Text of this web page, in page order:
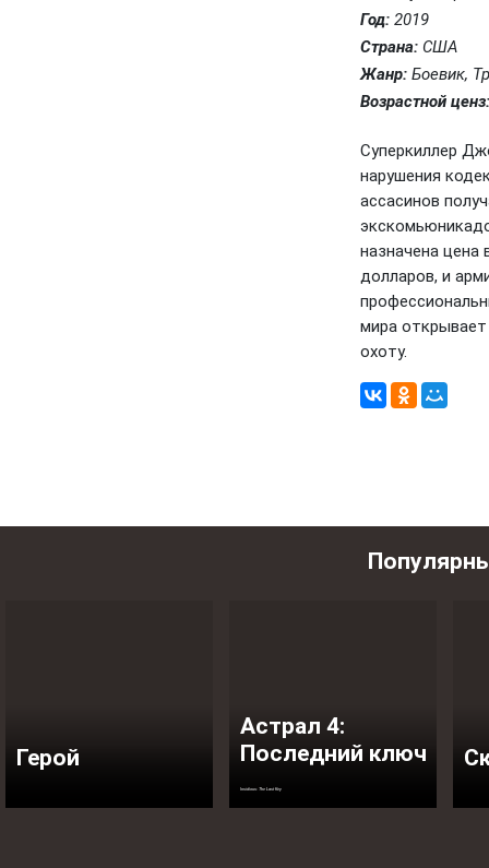
Год: 2019
Страна: США
Жанр: Боевик,
Возрастной ценз:
Суперкиллер
нарушения
ассасинов
назначена цена
долларов, и
мира
охоту.
Герой
Астрал 4:
Последний ключ
Insidious: The Last Key